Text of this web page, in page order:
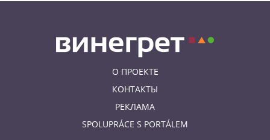
О ПРОЕКТЕ
КОНТАКТЫ
РЕКЛАМА
SPOLUPRÁCE S PORTÁLEM